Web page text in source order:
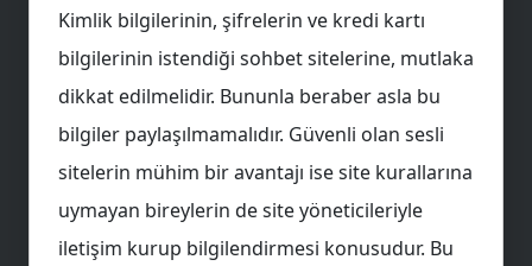
Kimlik bilgilerinin, şifrelerin ve kredi kartı
bilgilerinin istendiği sohbet sitelerine, mutlaka
dikkat edilmelidir. Bununla beraber asla bu
bilgiler paylaşılmamalıdır. Güvenli olan sesli
sitelerin mühim bir avantajı ise site kurallarına
uymayan bireylerin de site yöneticileriyle
iletişim kurup bilgilendirmesi konusudur. Bu